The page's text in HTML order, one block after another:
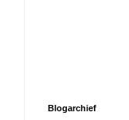
Blogarchief